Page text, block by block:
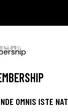
OMNIS ISTE